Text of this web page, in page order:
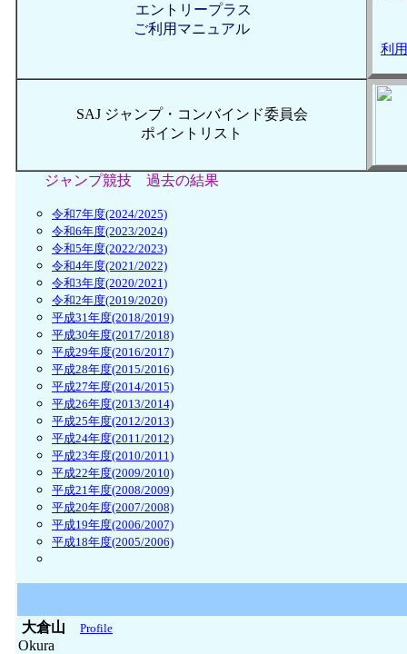
エントリープラス
ご利用マニュアル
利
SAJ ジャンプ・コンバインド委員会
ポイントリスト
ジャンプ競技 過去の結果
令和7年度(2024/2025)
令和6年度(2023/2024)
令和5年度(2022/2023)
令和4年度(2021/2022)
令和3年度(2020/2021)
令和2年度(2019/2020)
平成31年度(2018/2019)
平成30年度(2017/2018)
平成29年度(2016/2017)
平成28年度(2015/2016)
平成27年度(2014/2015)
平成26年度(2013/2014)
平成25年度(2012/2013)
平成24年度(2011/2012)
平成23年度(2010/2011)
平成22年度(2009/2010)
平成21年度(2008/2009)
平成20年度(2007/2008)
平成19年度(2006/2007)
平成18年度(2005/2006)
大倉山 Profile
Okura